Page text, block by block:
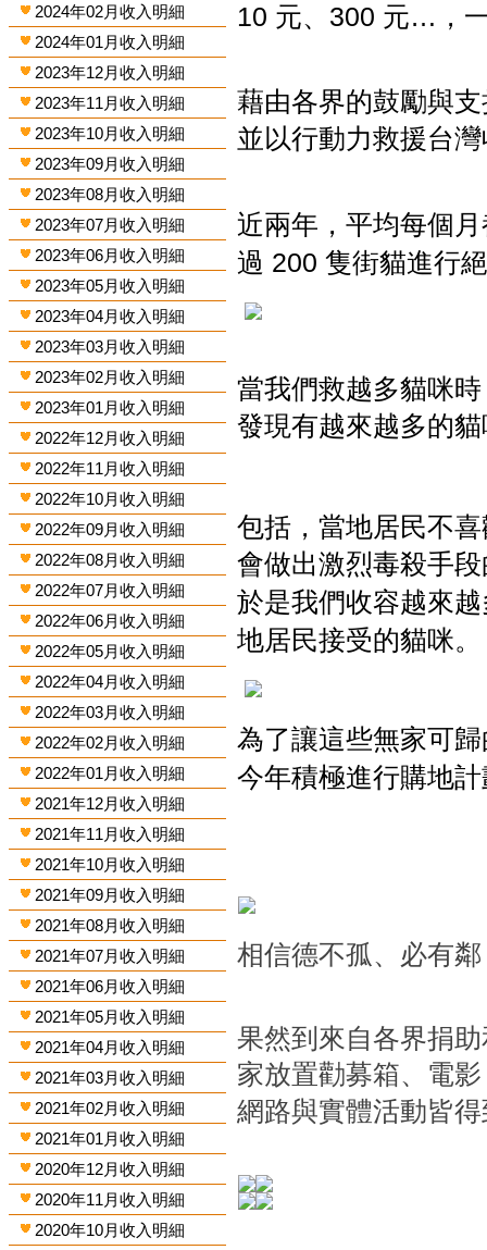
2024年02月收入明細
2024年01月收入明細
2023年12月收入明細
2023年11月收入明細
2023年10月收入明細
2023年09月收入明細
2023年08月收入明細
2023年07月收入明細
2023年06月收入明細
2023年05月收入明細
2023年04月收入明細
2023年03月收入明細
2023年02月收入明細
2023年01月收入明細
2022年12月收入明細
2022年11月收入明細
2022年10月收入明細
2022年09月收入明細
2022年08月收入明細
2022年07月收入明細
2022年06月收入明細
2022年05月收入明細
2022年04月收入明細
2022年03月收入明細
2022年02月收入明細
2022年01月收入明細
2021年12月收入明細
2021年11月收入明細
2021年10月收入明細
2021年09月收入明細
2021年08月收入明細
2021年07月收入明細
2021年06月收入明細
2021年05月收入明細
2021年04月收入明細
2021年03月收入明細
2021年02月收入明細
2021年01月收入明細
2020年12月收入明細
2020年11月收入明細
2020年10月收入明細
10 元、 300 元… ，
藉由各界的鼓勵與
並以行動力救援台
近兩年，平均每個
過 200隻街貓進行
當我們救越多貓咪
發現有越來越多的
包括，當地居民不
會做出激烈毒殺手
於是我們收容越來
地居民接受的貓咪。
為了讓這些無家可
今年積極進行購地
相信德不孤、必有
果然到來自各界捐
家放置勸募箱、電
網路與實體活動皆